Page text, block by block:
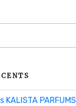
PARFUMS